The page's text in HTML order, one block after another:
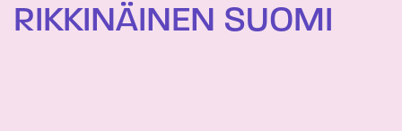
RIKKINÄINEN SUOMI